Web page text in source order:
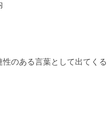
のある言葉として出てく